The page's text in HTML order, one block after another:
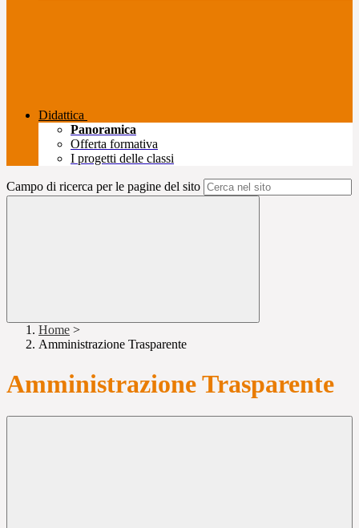
Didattica
Panoramica
Offerta formativa
I progetti delle classi
Campo di ricerca per le pagine del sito
Home >
Amministrazione Trasparente
Amministrazione Trasparente